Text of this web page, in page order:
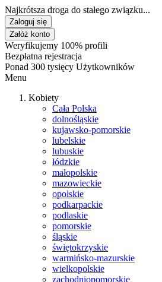
Najkrótsza droga do stałego związku...
Zaloguj się
Załóż konto
Weryfikujemy 100% profili
Bezpłatna rejestracja
Ponad 300 tysięcy Użytkowników
Menu
Kobiety
Cała Polska
dolnośląskie
kujawsko-pomorskie
lubelskie
lubuskie
łódzkie
małopolskie
mazowieckie
opolskie
podkarpackie
podlaskie
pomorskie
śląskie
świętokrzyskie
warmińsko-mazurskie
wielkopolskie
zachodniopomorskie